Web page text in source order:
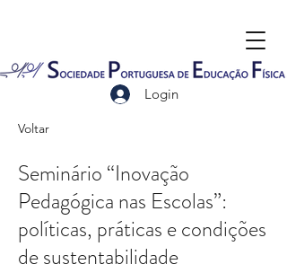
Login
Voltar
Seminário “Inovação
Pedagógica nas Escolas”:
políticas, práticas e condições
de sustentabilidade